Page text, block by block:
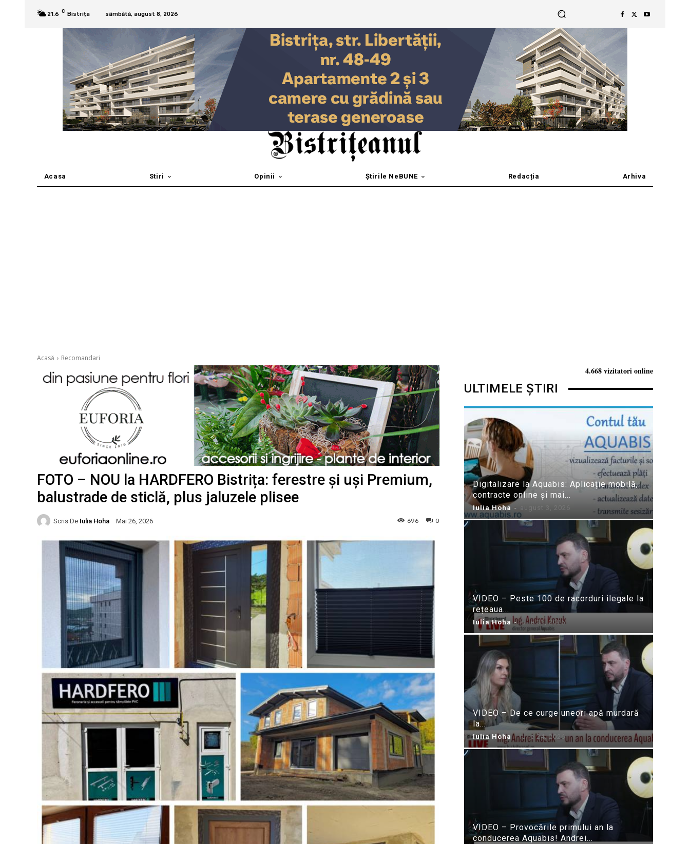
21.6 C Bistrița sâmbătă, august 8, 2026
Acasa Stiri Opinii Știrile NeBUNE Redacția Arhiva
Acasă Recomandari
FOTO – NOU la HARDFERO Bistrița: ferestre și uși Premium,
balustrade de sticlă, plus jaluzele plisee
Scris De Iulia Hoha Mai 26, 2026 0
696
4.668 vizitatori online
ULTIMELE ȘTIRI
Digitalizare la Aquabis: Aplicație mobilă,
contracte online și mai...
Iulia Hoha - august 3, 2026
VIDEO – Peste 100 de racorduri ilegale la
rețeaua...
Iulia Hoha - iulie 31, 2026
VIDEO – De ce curge uneori apă murdară
la...
Iulia Hoha - iulie 24, 2026
VIDEO – Provocările primului an la
conducerea Aquabis! Andrei...